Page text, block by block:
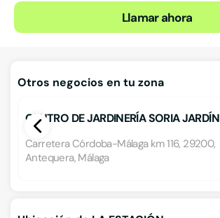
Llamar ahora
Otros negocios en tu zona
CENTRO DE JARDINERÍA SORIA JARDÍN
Carretera Córdoba-Málaga km 116, 29200,
Antequera, Málaga